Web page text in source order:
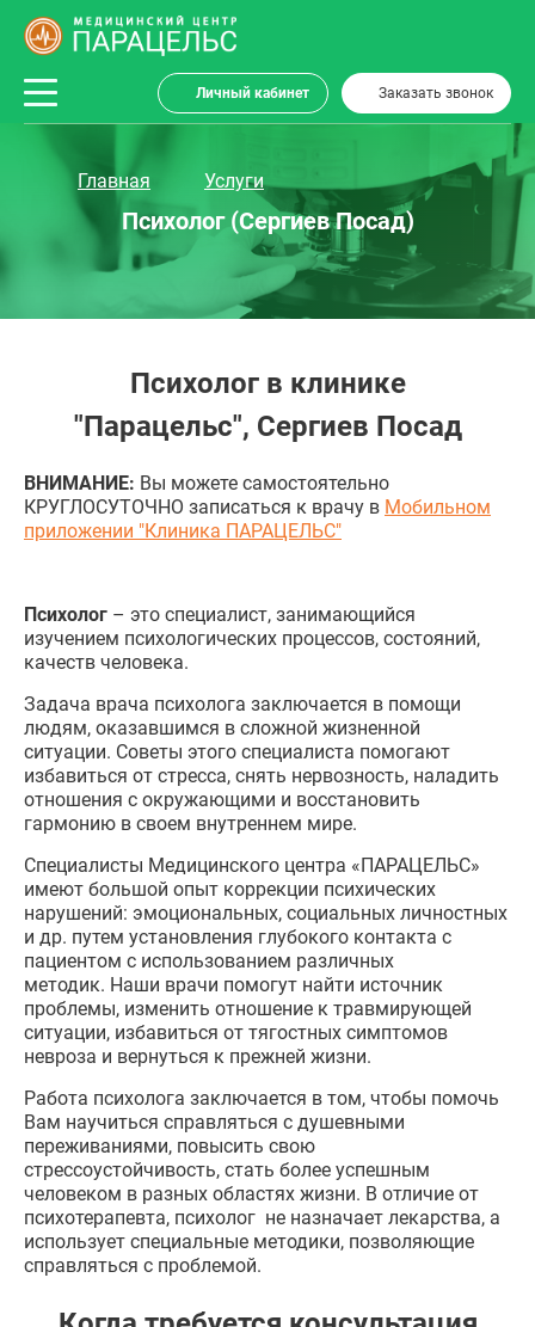
Личный кабинет Заказать звонок
Главная Услуги
Психолог (Сергиев Посад)
Психолог в клинике
"Парацельс", Сергиев Посад
ВНИМАНИЕ: Вы можете самостоятельно
КРУГЛОСУТОЧНО записаться к врачу в Мобильном
приложении "Клиника ПАРАЦЕЛЬС"
Психолог – это специалист, занимающийся
изучением психологических процессов, состояний,
качеств человека.
Задача врача психолога заключается в помощи
людям, оказавшимся в сложной жизненной
ситуации. Советы этого специалиста помогают
избавиться от стресса, снять нервозность, наладить
отношения с окружающими и восстановить
гармонию в своем внутреннем мире.
Специалисты Медицинского центра «ПАРАЦЕЛЬС»
имеют большой опыт коррекции психических
нарушений: эмоциональных, социальных личностных
и др. путем установления глубокого контакта с
пациентом с использованием различных
методик. Наши врачи помогут найти источник
проблемы, изменить отношение к травмирующей
ситуации, избавиться от тягостных симптомов
невроза и вернуться к прежней жизни.
Работа психолога заключается в том, чтобы помочь
Вам научиться справляться с душевными
переживаниями, повысить свою
стрессоустойчивость, стать более успешным
человеком в разных областях жизни. В отличие от
психотерапевта, психолог не назначает лекарства, а
использует специальные методики, позволяющие
справляться с проблемой.